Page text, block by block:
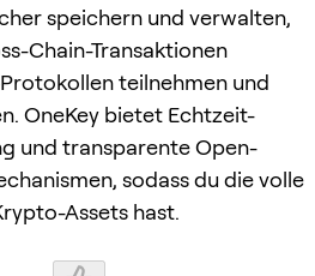
speichern und verwalten,
Chain-Transaktionen
teilnehmen und
OneKey bietet Echtzeit-
und transparente Open-
sodass du die volle
Assets hast.